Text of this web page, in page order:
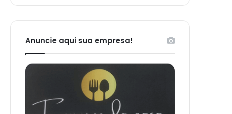
Anuncie aqui sua empresa!